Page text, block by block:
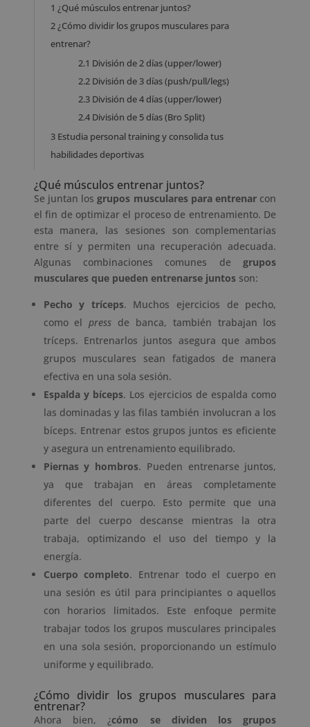
1 ¿Qué músculos entrenar juntos?
2¿Cómo dividir los grupos musculares para
entrenar?
2.1 División de 2 días (upper/lower)
2.2División de 3 días (push/pull/legs)
2.3División de 4 días (upper/lower)
2.4División de 5 días (Bro Split)
3Estudia personal training y consolida tus
habilidades deportivas
¿Qué músculos entrenar juntos?
Se juntan losgrupos musculares para entrenar con
el fin de optimizar el proceso de entrenamiento. De
esta manera, las sesiones son complementarias
entre sí y permiten una recuperación adecuada.
Algunas combinaciones comunes degrupos
musculares que pueden entrenarse juntosson:
Pecho y tríceps. Muchos ejercicios de pecho,
como elpress de banca, también trabajan los
tríceps. Entrenarlos juntos asegura que ambos
grupos musculares sean fatigados de manera
efectiva en una sola sesión.
Espalda y bíceps. Los ejercicios de espalda como
las dominadas y las filas también involucran a los
bíceps. Entrenar estos grupos juntos es eficiente
y asegura un entrenamiento equilibrado.
Piernas y hombros. Pueden entrenarse juntos,
ya que trabajan en áreas completamente
diferentes del cuerpo. Esto permite que una
parte del cuerpo descanse mientras la otra
trabaja, optimizando el uso del tiempo y la
energía.
Cuerpo completo. Entrenar todo el cuerpo en
una sesión es útil para principiantes o aquellos
con horarios limitados. Este enfoque permite
trabajar todos los grupos musculares principales
en una sola sesión, proporcionando un estímulo
uniforme y equilibrado.
¿Cómo dividir los grupos musculares para
entrenar?
Ahora bien, ¿cómo se dividen los grupos